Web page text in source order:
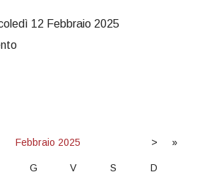
12 Febbraio 2025
Febbraio 2025 > »
G V S D